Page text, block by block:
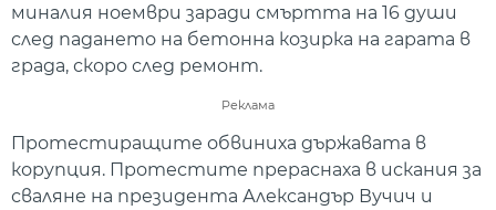
миналия ноември заради смъртта на 16 души
след падането на бетонна козирка на гарата в
града, скоро след ремонт.
Реклама
Протестиращите обвиниха държавата в
корупция. Протестите прераснаха в искания за
сваляне на президента Александър Вучич и